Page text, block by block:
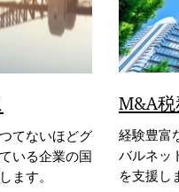
てないほどグ
いる企業の国
ます。
M&A税
経験豊富
バルネッ
を支援し